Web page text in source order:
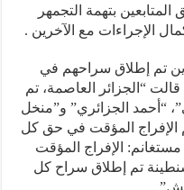
بتهمة التجمهر
سراحهم في
العاصمة، تم
الجزائري” و”منخل
المؤقت في حق كل
الإفراج المؤقت
تم إطلاق سراح كل